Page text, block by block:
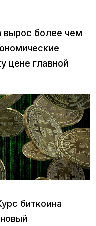
вырос более чем
цене главной
биткоина